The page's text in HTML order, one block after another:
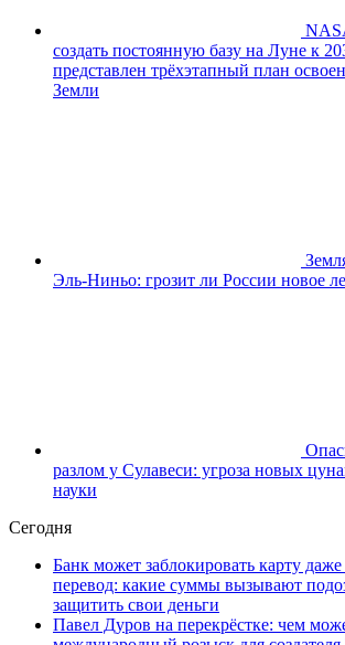
создать постоянную базу на Луне к
представлен трёхэтапный план
Земли
Эль-Ниньо: грозит ли России новое
разлом у Сулавеси: угроза новых
науки
Сегодня
Банк может заблокировать карту
перевод: какие суммы вызывают
защитить свои деньги
Павел Дуров на перекрёстке: чем